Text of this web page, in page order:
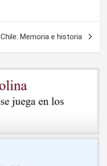
Chile: Memoria e historia